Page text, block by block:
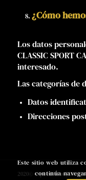
¿Cómo
Los datos
CLASSIC SPORT
interesado.
Las categorías de
Datos
Direcciones
2020© - Speed Bros |
Este sitio web utiliza
continúa